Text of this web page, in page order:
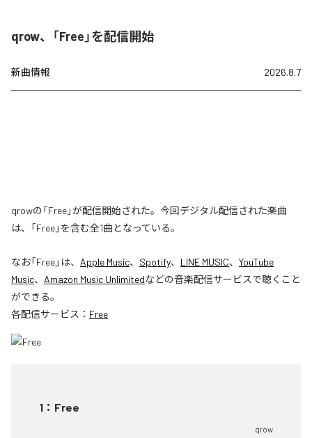
qrow、「Free」を配信開始
新曲情報 2026.8.7
qrowの「Free」が配信開始された。今回デジタル配信された楽曲
は、「Free」を含む全1曲となっている。
なお「Free」は、 Apple Music、 Spotify、 LINE MUSIC、 YouTube
Music、 Amazon Music Unlimitedなどの音楽配信サービスで聴くこと
ができる。
各配信サービス： Free
1 ： Free
qrow